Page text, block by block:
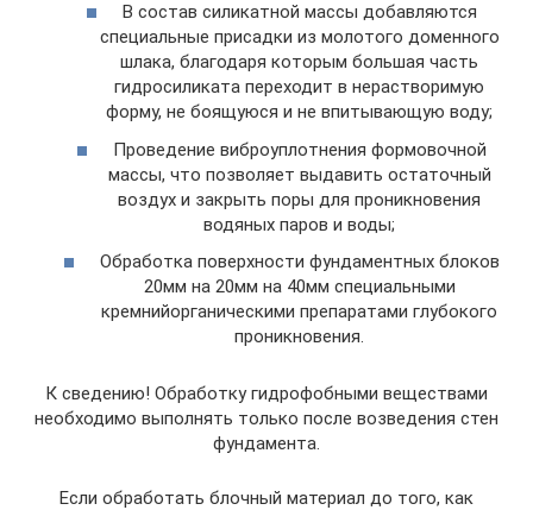
В состав силикатной массы добавляются
специальные присадки из молотого доменного
шлака, благодаря которым большая часть
гидросиликата переходит в нерастворимую
форму, не боящуюся и не впитывающую воду;
Проведение виброуплотнения формовочной
массы, что позволяет выдавить остаточный
воздух и закрыть поры для проникновения
водяных паров и воды;
Обработка поверхности фундаментных блоков
20мм на 20мм на 40мм специальными
кремнийорганическими препаратами глубокого
проникновения.
К сведению! Обработку гидрофобными веществами
необходимо выполнять только после возведения стен
фундамента.
Если обработать блочный материал до того, как